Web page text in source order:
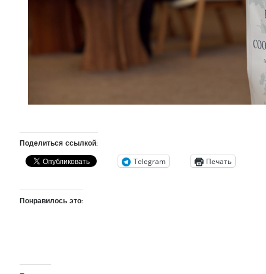
Поделиться ссылкой:
Telegram Печать
Понравилось это: